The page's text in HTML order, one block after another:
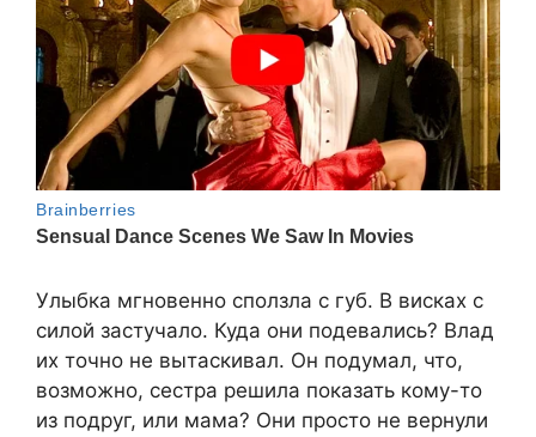
Улыбка мгновенно сползла с губ. В висках с
силой застучало. Куда они подевались? Влад
их точно не вытаскивал. Он подумал, что,
возможно, сестра решила показать кому-то
из подруг, или мама? Они просто не вернули